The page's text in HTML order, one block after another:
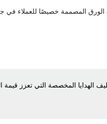
الهدايا المخصصة التي تعزز قيمة